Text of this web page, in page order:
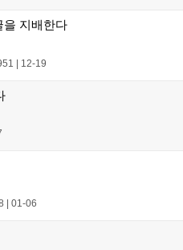
을 지배한다
| 12-19
01-06